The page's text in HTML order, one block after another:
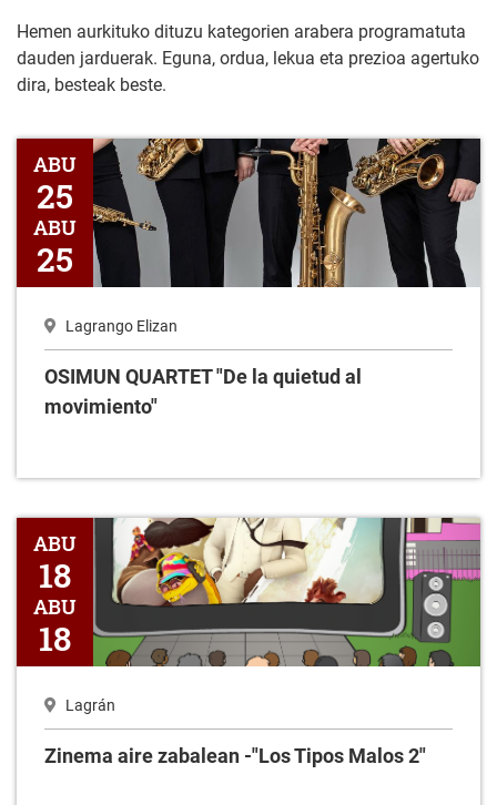
Hemen aurkituko dituzu kategorien arabera programatuta
dauden jarduerak. Eguna, ordua, lekua eta prezioa agertuko
dira, besteak beste.
OSIMUN QUARTET "De la quietud al movimiento"
ABU
25
ABU
25
Lagrango Elizan
OSIMUN QUARTET "De la quietud al
movimiento"
Zinema aire zabalean -"Los Tipos Malos 2"
ABU
18
ABU
18
Lagrán
Zinema aire zabalean -"Los Tipos Malos 2"